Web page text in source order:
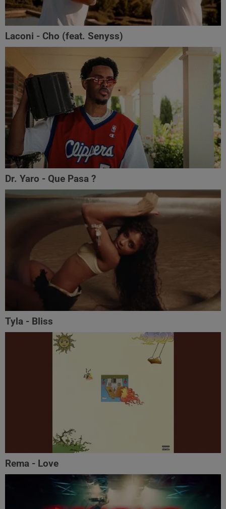
Laconi - Cho (feat. ‪Senyss)‬
Dr. Yaro - Que Pasa ?
Tyla - Bliss
Rema - Love